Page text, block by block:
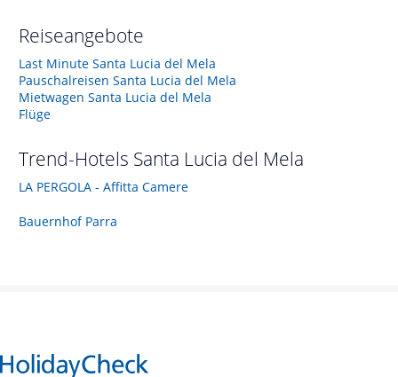
Reiseangebote
Last Minute Santa Lucia del Mela
Pauschalreisen Santa Lucia del Mela
Mietwagen Santa Lucia del Mela
Flüge
Trend-Hotels Santa Lucia del Mela
LA PERGOLA - Affitta Camere
Bauernhof Parra